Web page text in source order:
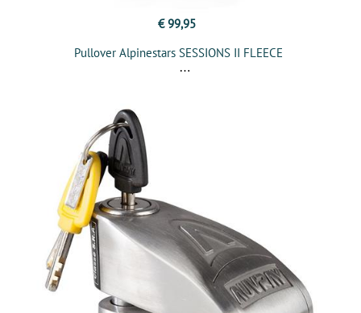
€ 99,95
Pullover Alpinestars SESSIONS II FLEECE